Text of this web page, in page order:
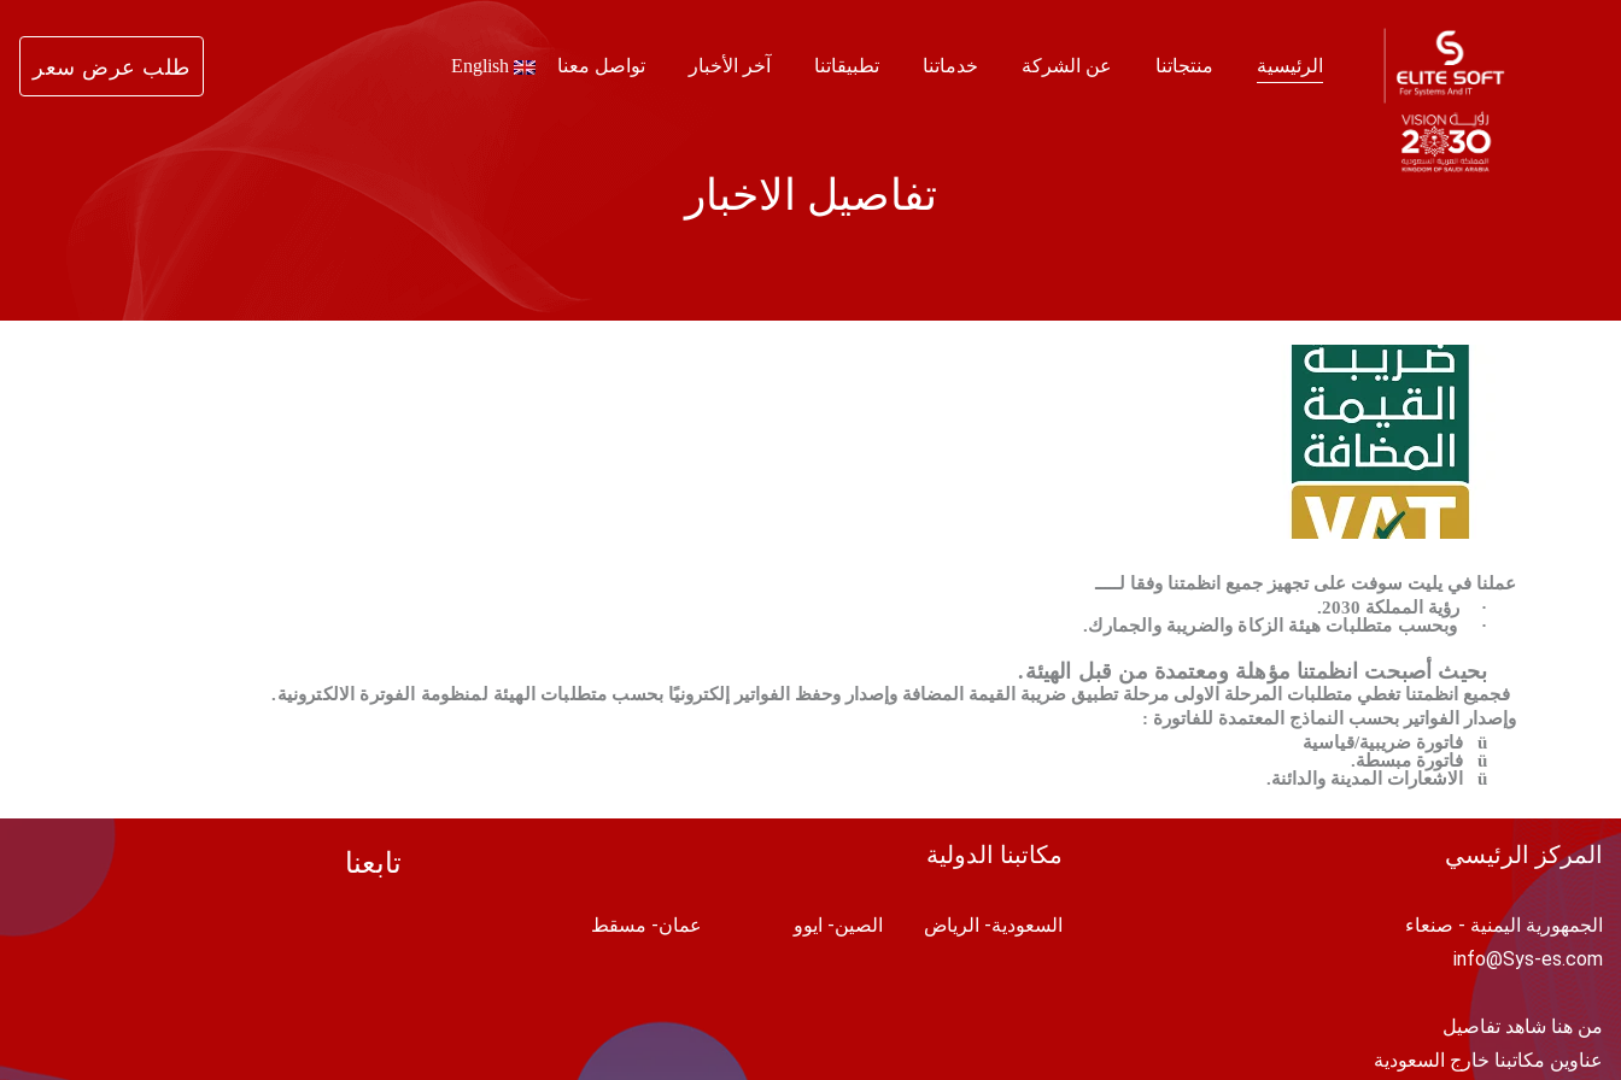
الرئيسية منتجاتنا عن الشركة خدماتنا تطبيقاتنا آخر الأخبار تواصل معنا طلب عرض سعر
تفاصيل الاخبار
عملنا في يليت سوفت على تجهيز جميع انظمتنا وفقا لـــــ
·
رؤية المملكة 2030.
·
وبحسب متطلبات هيئة الزكاة والضريبة والجمارك.
بحيث أصبحت انظمتنا مؤهلة ومعتمدة من قبل الهيئة.
فجميع انظمتنا تغطي متطلبات المرحلة الاولى مرحلة تطبيق ضريبة القيمة المضافة وإصدار وحفظ الفواتير إلكترونيًا بحسب متطلبات الهيئة لمنظومة الفوترة الالكترونية.
وإصدار الفواتير بحسب النماذج المعتمدة للفاتورة :
ü
فاتورة ضريبية/قياسية
ü
فاتورة مبسطة.
ü
الاشعارات المدينة والدائنة.
تابعنا مكاتبنا الدولية
عمان- مسقط الصين- ايوو السعودية- الرياض
المركز الرئيسي
الجمهورية اليمنية - صنعاء
info@Sys-es.com
من هنا شاهد تفاصيل
عناوين مكاتبنا خارج السعودية